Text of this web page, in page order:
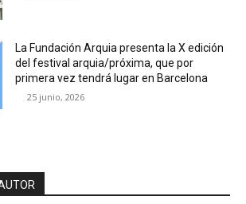
La Fundación Arquia presenta la X edición
del festival arquia/próxima, que por
primera vez tendrá lugar en Barcelona
25 junio, 2026